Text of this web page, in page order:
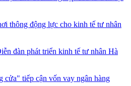
thông động lực cho kinh tế tư nhân
đàn phát triển kinh tế tư nhân Hà
cửa" tiếp cận vốn vay ngân hàng